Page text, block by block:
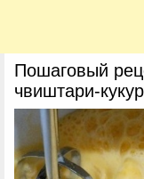
Пошаговый
чвиштари-